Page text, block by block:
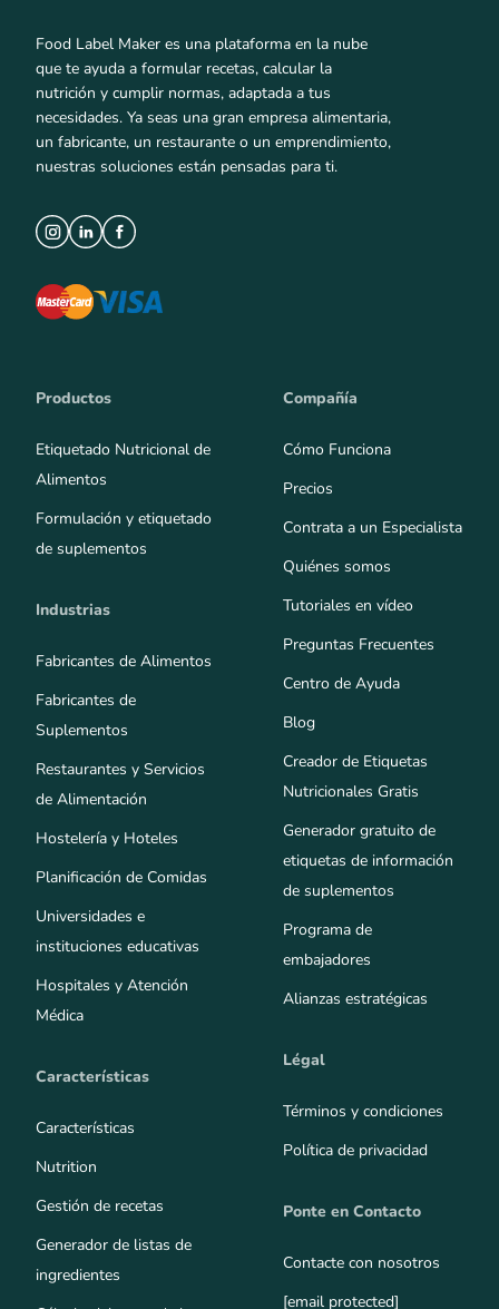
Food Label Maker es una plataforma en la nube
que te ayuda a formular recetas, calcular la
nutrición y cumplir normas, adaptada a tus
necesidades. Ya seas una gran empresa alimentaria,
un fabricante, un restaurante o un emprendimiento,
nuestras soluciones están pensadas para ti.
Productos
Etiquetado Nutricional de
Alimentos
Formulación y etiquetado
de suplementos
Industrias
Fabricantes de Alimentos
Fabricantes de
Suplementos
Restaurantes y Servicios
de Alimentación
Hostelería y Hoteles
Planificación de Comidas
Universidades e
instituciones educativas
Hospitales y Atención
Médica
Características
Características
Nutrition
Gestión de recetas
Generador de listas de
ingredientes
Compañía
Cómo Funciona
Precios
Contrata a un Especialista
Quiénes somos
Tutoriales en vídeo
Preguntas Frecuentes
Centro de Ayuda
Blog
Creador de Etiquetas
Nutricionales Gratis
Generador gratuito de
etiquetas de información
de suplementos
Programa de
embajadores
Alianzas estratégicas
Légal
Términos y condiciones
Política de privacidad
Ponte en Contacto
Contacte con nosotros
[email protected]